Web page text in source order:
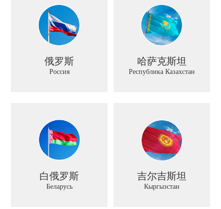
俄罗斯
Россия
哈萨克斯坦
Республика Казахстан
白俄罗斯
Беларусь
吉尔吉斯坦
Кыргызстан